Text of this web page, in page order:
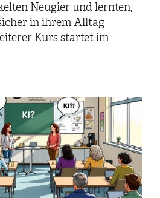
Neugier und lernten,
in ihrem Alltag
Kurs startet im